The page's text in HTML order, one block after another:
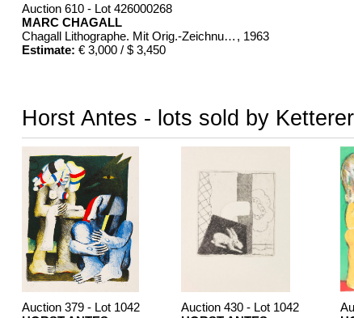
Auction 610 - Lot 426000268
MARC CHAGALL
Chagall Lithographe. Mit Orig.-Zeichnung von Chagall , 1963
Estimate: € 3,000 / $ 3,450
Horst Antes - lots sold by
Auction 379 - Lot 1042
Auction 430 - Lot 1042